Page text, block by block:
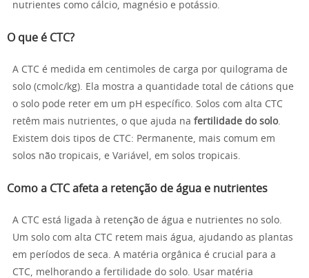
nutrientes como cálcio, magnésio e potássio.
O que é CTC?
A CTC é medida em centimoles de carga por quilograma de
solo (cmolc/kg). Ela mostra a quantidade total de cátions que
o solo pode reter em um pH específico. Solos com alta CTC
retêm mais nutrientes, o que ajuda na fertilidade do solo.
Existem dois tipos de CTC: Permanente, mais comum em
solos não tropicais, e Variável, em solos tropicais.
Como a CTC afeta a retenção de água e nutrientes
A CTC está ligada à retenção de água e nutrientes no solo.
Um solo com alta CTC retem mais água, ajudando as plantas
em períodos de seca. A matéria orgânica é crucial para a
CTC, melhorando a fertilidade do solo. Usar matéria